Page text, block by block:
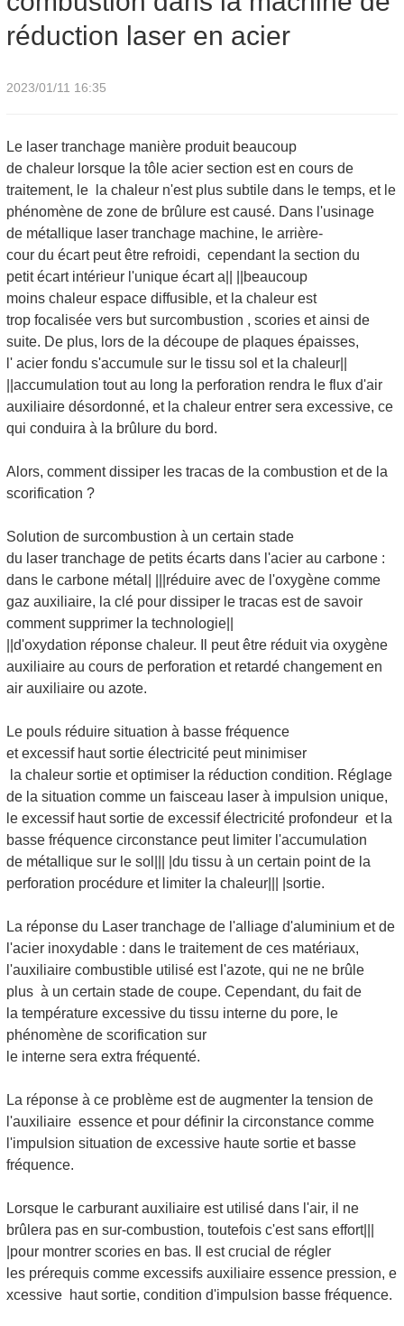
réduction laser en acier
2023/01/11 16:35
Le laser tranchage manière produit beaucoup
de chaleur lorsque la tôle acier section est en cours de
traitement, le la chaleur n'est plus subtile dans le temps, et le
phénomène de zone de brûlure est causé. Dans l'usinage
de métallique laser tranchage machine, le arrière-
cour du écart peut être refroidi, cependant la section du
petit écart intérieur l'unique écart a|| ||beaucoup
moins chaleur espace diffusible, et la chaleur est
trop focalisée vers but surcombustion , scories et ainsi de
suite. De plus, lors de la découpe de plaques épaisses,
l' acier fondu s'accumule sur le tissu sol et la chaleur||
||accumulation tout au long la perforation rendra le flux d'air
auxiliaire désordonné, et la chaleur entrer sera excessive, ce
qui conduira à la brûlure du bord.
Alors, comment dissiper les tracas de la combustion et de la
scorification ?
Solution de surcombustion à un certain stade
du laser tranchage de petits écarts dans l'acier au carbone :
dans le carbone métal| |||réduire avec de l'oxygène comme
gaz auxiliaire, la clé pour dissiper le tracas est de savoir
comment supprimer la technologie||
||d'oxydation réponse chaleur. Il peut être réduit via oxygène
auxiliaire au cours de perforation et retardé changement en
air auxiliaire ou azote.
Le pouls réduire situation à basse fréquence
et excessif haut sortie électricité peut minimiser
la chaleur sortie et optimiser la réduction condition. Réglage
de la situation comme un faisceau laser à impulsion unique,
le excessif haut sortie de excessif électricité profondeur et la
basse fréquence circonstance peut limiter l'accumulation
de métallique sur le sol||| |du tissu à un certain point de la
perforation procédure et limiter la chaleur||| |sortie.
La réponse du Laser tranchage de l'alliage d'aluminium et de
l'acier inoxydable : dans le traitement de ces matériaux,
l'auxiliaire combustible utilisé est l'azote, qui ne ne brûle
plus à un certain stade de coupe. Cependant, du fait de
la température excessive du tissu interne du pore, le
phénomène de scorification sur
le interne sera extra fréquenté.
La réponse à ce problème est de augmenter la tension de
l'auxiliaire essence et pour définir la circonstance comme
l'impulsion situation de excessive haute sortie et basse
fréquence.
Lorsque le carburant auxiliaire est utilisé dans l'air, il ne
brûlera pas en sur-combustion, toutefois c'est sans effort|||
|pour montrer scories en bas. Il est crucial de régler
les prérequis comme excessifs auxiliaire essence pression, e
xcessive haut sortie, condition d'impulsion basse fréquence.